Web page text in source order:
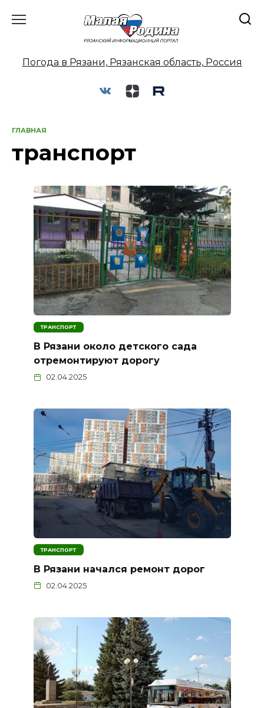
Погода в Рязани, Рязанская область, Россия
ГЛАВНАЯ
транспорт
ТРАНСПОРТ
В Рязани около детского сада
отремонтируют дорогу
02.04.2025
ТРАНСПОРТ
В Рязани начался ремонт дорог
02.04.2025